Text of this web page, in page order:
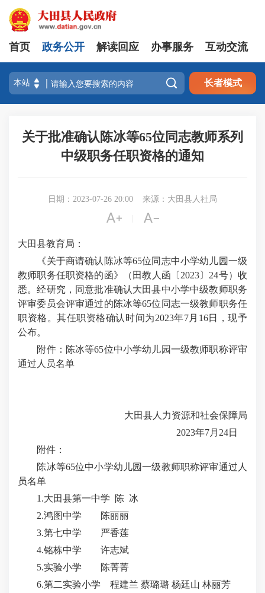
首页 政务公开 解读回应 办事服务 互动交流
 长者模式
关于批准确认陈冰等65位同志教师系列
中级职务任职资格的通知
日期：2023-07-26 20:00 来源：大田县人社局
 
大田县教育局：
《关于商请确认陈冰等65位同志中小学幼儿园一级
教师职务任职资格的函》（田教人函〔2023〕24号）收
悉。经研究，同意批准确认大田县中小学中级教师职务
评审委员会评审通过的陈冰等65位同志一级教师职务任
职资格。其任职资格确认时间为2023年7月16日，现予
公布。
附件：陈冰等65位中小学幼儿园一级教师职称评审
通过人员名单
大田县人力资源和社会保障局
2023年7月24日
附件：
陈冰等65位中小学幼儿园一级教师职称评审通过人
员名单
1.大田县第一中学 陈 冰
2.鸿图中学 陈丽丽
3.第七中学 严香莲
4.铭栋中学 许志斌
5.实验小学 陈菁菁
6.第二实验小学 程建兰 蔡璐璐 杨廷山 林丽芳